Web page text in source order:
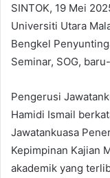
SINTOK, 19 Mei
Universiti Utara
Bengkel
Seminar, SOG,
Pengerusi
Hamidi Ismail
Jawatankuasa
Kepimpinan Kajian
akademik yang